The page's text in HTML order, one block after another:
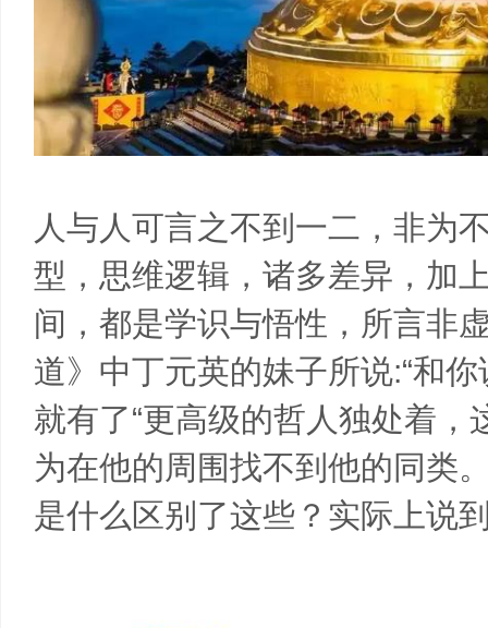
人与人可言之不到一二，非为
型，思维逻辑，诸多差异，加
间，都是学识与悟性，所言非
道》中丁元英的妹子所说:“和
就有了“更高级的哲人独处着
为在他的周围找不到他的同类
是什么区别了这些？实际上说